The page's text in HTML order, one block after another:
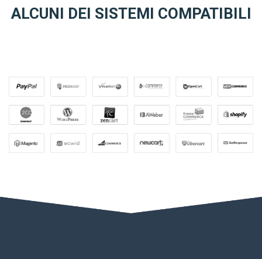
ALCUNI DEI SISTEMI COMPATIBILI